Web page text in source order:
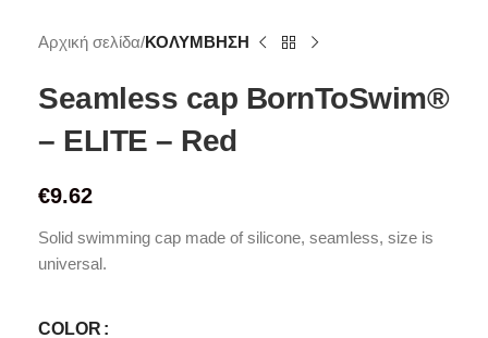
Αρχική σελίδα ΚΟΛΥΜΒΗΣΗ
Seamless cap BornToSwim®
– ELITE – Red
€9.62
Solid swimming cap made of silicone, seamless, size is
universal.
COLOR